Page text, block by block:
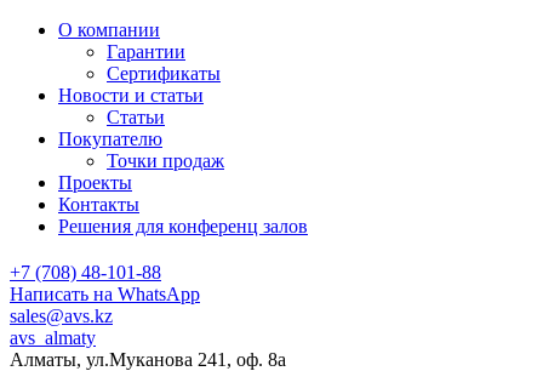
О компании
Гарантии
Сертификаты
Новости и статьи
Статьи
Покупателю
Точки продаж
Проекты
Контакты
Решения для конференц залов
+7 (708) 48-101-88
Написать на WhatsApp
sales@avs.kz
avs_almaty
Алматы, ул.Муканова 241, оф. 8а